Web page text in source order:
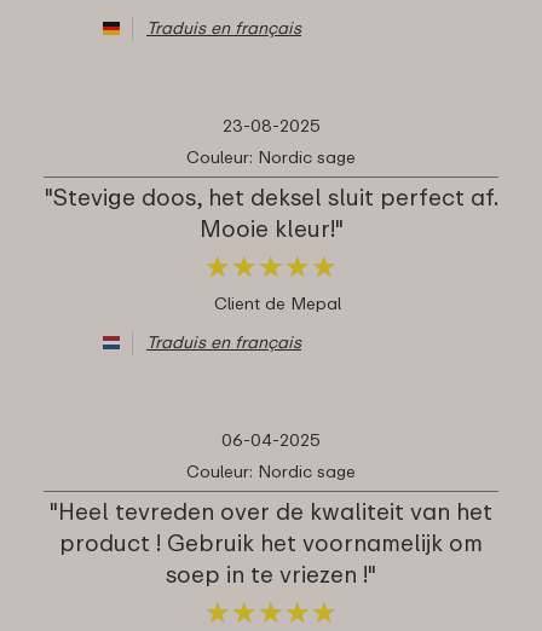
Traduis en français
23-08-2025
Couleur: Nordic sage
"Stevige doos, het deksel sluit perfect af.
Mooie kleur!"
★★★★★
★★★★★
Client de Mepal
Traduis en français
06-04-2025
Couleur: Nordic sage
"Heel tevreden over de kwaliteit van het
product ! Gebruik het voornamelijk om
soep in te vriezen !"
★★★★★
★★★★★